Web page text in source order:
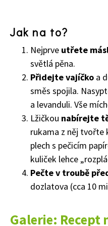
Jak na to?
Nejprve utřete
světlá pěna.
Přidejte vajíčko a
směs spojila.
a levanduli. Vše
Lžičkou nabírejte
rukama z něj tvořte
plech s pečicím
kuliček lehce
Pečte v troubě
dozlatova (cca 10
Galerie: Recept